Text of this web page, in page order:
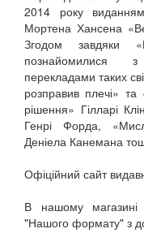
2014 року
Мортена Хансена
Згодом завдяки
познайомилися
перекладами таких
розправив плечі»
рішення» Гілларі
Генрі Форда,
Деніела Канемана
Офіційний сайт
В нашому
"Нашого формату" з